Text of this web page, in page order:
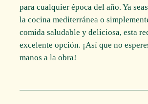
para cualquier época del año. Ya
la cocina mediterránea o
comida saludable y deliciosa, esta
excelente opción. ¡Así que no
manos a la obra!